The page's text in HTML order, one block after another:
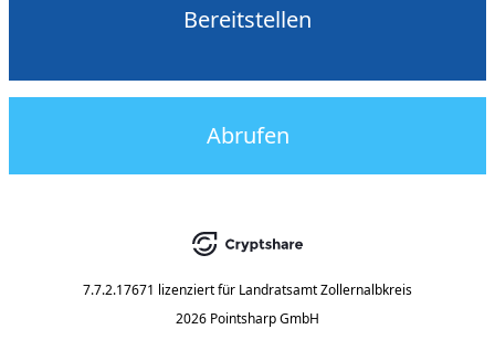
Bereitstellen
Abrufen
7.7.2.17671 lizenziert für Landratsamt Zollernalbkreis
2026 Pointsharp GmbH